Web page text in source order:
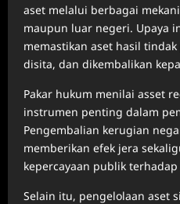
aset melalui berbagai
maupun luar negeri. Upaya
memastikan aset hasil
disita, dan dikembalikan
Pakar hukum menilai asset
instrumen penting dalam
Pengembalian kerugian
memberikan efek jera
kepercayaan publik
Selain itu, pengelolaan aset